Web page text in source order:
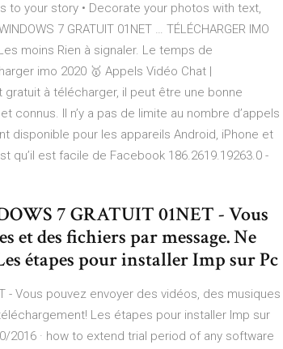
to your story • Decorate your photos with text,
7 GRATUIT 01NET … TÉLÉCHARGER IMO
Les moins Rien à signaler. Le temps de
imo 2020 🥇 Appels Vidéo Chat |
à télécharger, il peut être une bonne
Il n’y a pas de limite au nombre d’appels
disponible pour les appareils Android, iPhone et
qu’il est facile de Facebook 186.2619.19263.0 -
7 GRATUIT 01NET - Vous
et des fichiers par message. Ne
étapes pour installer Imp sur Pc
- Vous pouvez envoyer des vidéos, des musiques
Les étapes pour installer Imp sur
· how to extend trial period of any software